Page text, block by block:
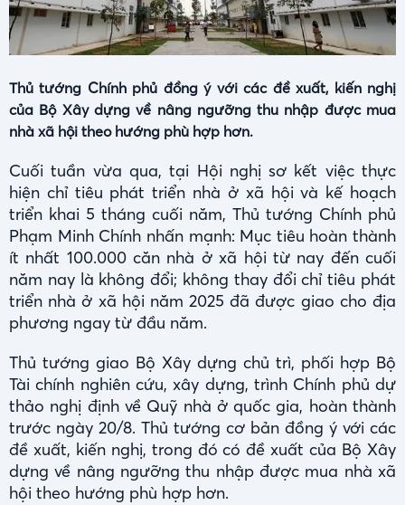
Thủ tướng Chính phủ đồng ý với các đề xuất, kiến nghị
của Bộ Xây dựng về nâng ngưỡng thu nhập được mua
nhà xã hội theo hướng phù hợp hơn.
Cuối tuần vừa qua, tại Hội nghị sơ kết việc thực
hiện chỉ tiêu phát triển nhà ở xã hội và kế hoạch
triển khai 5 tháng cuối năm, Thủ tướng Chính phủ
Phạm Minh Chính nhấn mạnh: Mục tiêu hoàn thành
ít nhất 100.000 căn nhà ở xã hội từ nay đến cuối
năm nay là không đổi; không thay đổi chỉ tiêu phát
triển nhà ở xã hội năm 2025 đã được giao cho địa
phương ngay từ đầu năm.
Thủ tướng giao Bộ Xây dựng chủ trì, phối hợp Bộ
Tài chính nghiên cứu, xây dựng, trình Chính phủ dự
thảo nghị định về Quỹ nhà ở quốc gia, hoàn thành
trước ngày 20/8. Thủ tướng cơ bản đồng ý với các
đề xuất, kiến nghị, trong đó có đề xuất của Bộ Xây
dựng về nâng ngưỡng thu nhập được mua nhà xã
hội theo hướng phù hợp hơn.